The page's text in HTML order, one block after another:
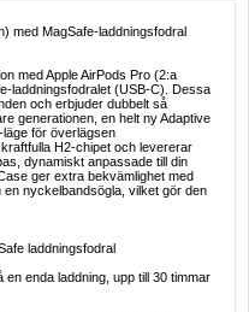
med MagSafe-laddningsfodral
med Apple AirPods Pro (2:a
laddningsfodralet (USB-C). Dessa
och erbjuder dubbelt så
generationen, en helt ny Adaptive
för överlägsen
H2-chipet och levererar
dynamiskt anpassade till din
ger extra bekvämlighet med
en nyckelbandsögla, vilket gör den
laddningsfodral
enda laddning, upp till 30 timmar